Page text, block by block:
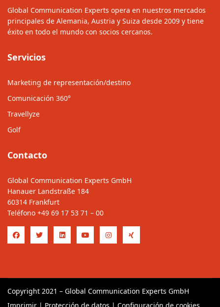
Global Communication Experts opera en nuestros mercados
principales de Alemania, Austria y Suiza desde 2009 y tiene
éxito en todo el mundo con socios cercanos.
Servicios
Marketing de representación/destino
Comunicación 360°
Travellyze
Golf
Contacto
Global Communication Experts GmbH
Hanauer Landstraße 184
60314 Frankfurt
Teléfono +49 69 17 53 71 – 00
Copyright 2021 – Global Communication Experts GmbH